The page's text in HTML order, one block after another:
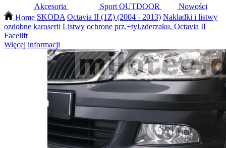
Akcesoria Sport OUTDOOR
Nowości
Home SKODA Octavia II (1Z) (2004 - 2013) Nakładki i listwy
ozdobne karoserii Listwy ochrone prz.+tyl.zderzaku, Octavia II
Facelift
Więcej informacji